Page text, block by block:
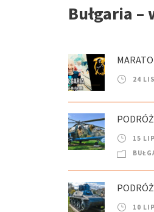
Bułgaria
24
15
10